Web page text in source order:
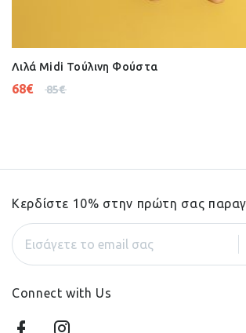
Λιλά Midi Τούλινη Φούστα
85€
68€
Κερδίστε 10% στην πρώτη σας
Connect with Us